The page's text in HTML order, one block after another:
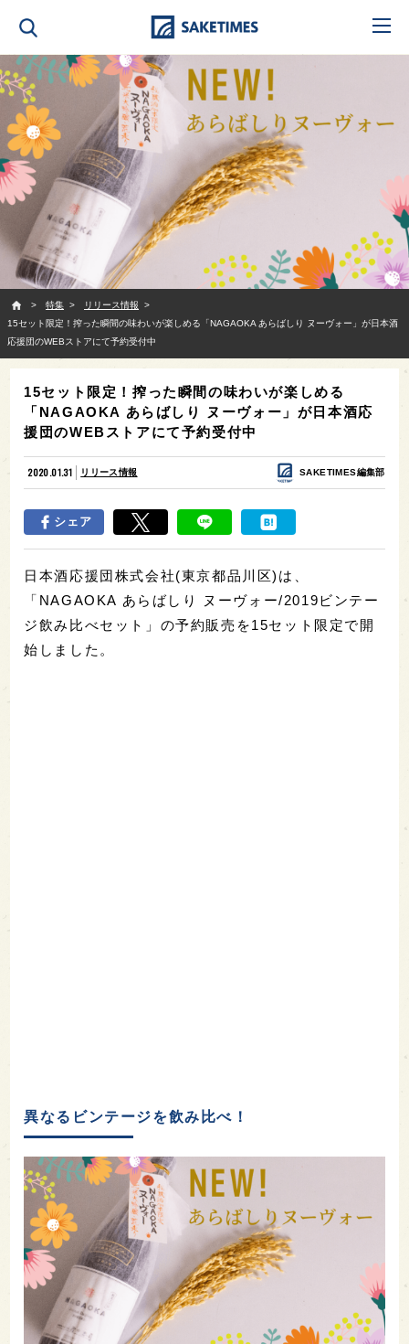
特集
リリース情報
15セット限定！搾った瞬間の味わいが楽しめる「NAGAOKA あらばしり ヌーヴォー」が日本酒
応援団のWEBストアにて予約受付中
15セット限定！搾った瞬間の味わいが楽しめる
「NAGAOKA あらばしり ヌーヴォー」が日本酒応
援団のWEBストアにて予約受付中
2020.01.31 リリース情報 SAKETIMES編集部
シェア
日本酒応援団株式会社(東京都品川区)は、
「NAGAOKA あらばしり ヌーヴォー/2019ビンテー
ジ飲み比べセット」の予約販売を15セット限定で開
始しました。
異なるビンテージを飲み比べ！